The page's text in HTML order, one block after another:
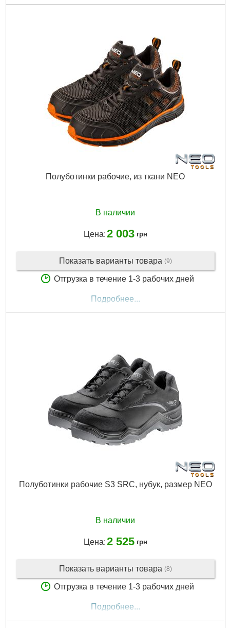
Полуботинки рабочие, из ткани NEO
В наличии
Цена:2 003 грн
Показать варианты товара (9)
Отгрузка в течение 1-3 рабочих дней
Подробнее...
Полуботинки рабочие S3 SRC, нубук, pазмер NEO
В наличии
Цена:2 525 грн
Показать варианты товара (8)
Отгрузка в течение 1-3 рабочих дней
Подробнее...